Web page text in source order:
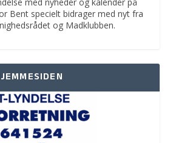
Bent specielt bidrager med nyt fra
og Madklubben.